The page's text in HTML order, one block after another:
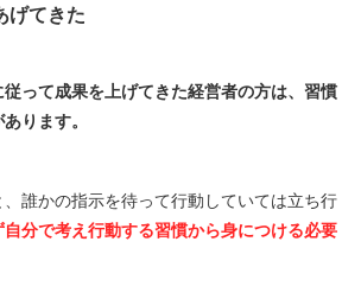
げてきた
って成果を上げてきた経営者の方は、習慣
ります。
誰かの指示を待って行動していては立ち行
自分で考え行動する習慣から身につける必要